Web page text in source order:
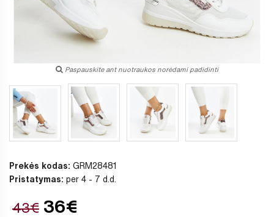
Paspauskite ant nuotraukos norėdami padidinti
Prekės kodas: GRM28481
Pristatymas: per 4 - 7 d.d.
43€ 36€